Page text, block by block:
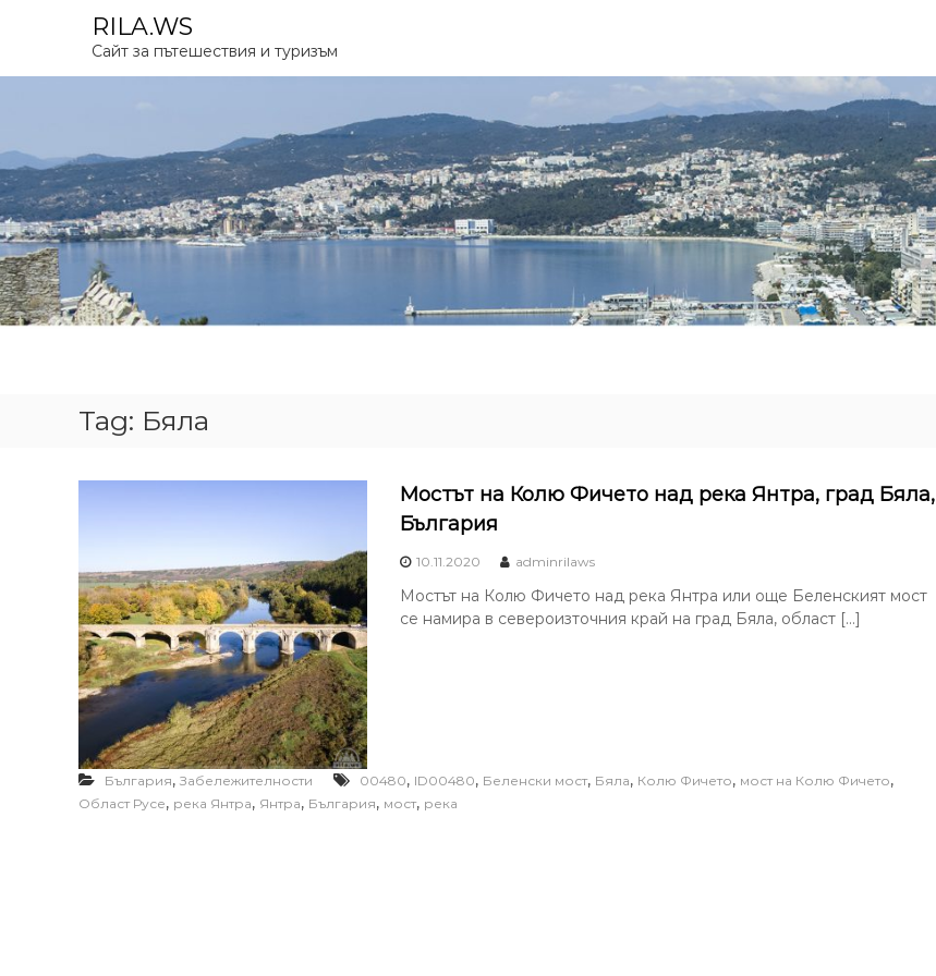
p
c
o
n
t
e
n
t
RILA.WS
Сайт за пътешествия и туризъм
Tag: Бяла
Мостът на Колю Фичето над река Янтра, град Бяла,
България
10.11.2020 adminrilaws
Мостът на Колю Фичето над река Янтра или още Беленският мост
се намира в североизточния край на град Бяла, област […]
България, Забележителности 00480, ID00480, Беленски мост, Бяла, Колю Фичето, мост на Колю Фичето,
Област Русе, река Янтра, Янтра, България, мост, река